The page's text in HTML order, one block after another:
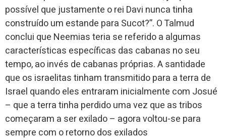
possível que justamente o rei Davi nunca tinha
construído um estande para Sucot?”. O Talmud
conclui que Neemias teria se referido a algumas
características específicas das cabanas no seu
tempo, ao invés de cabanas próprias. A santidade
que os israelitas tinham transmitido para a terra de
Israel quando eles entraram inicialmente com Josué
– que a terra tinha perdido uma vez que as tribos
começaram a ser exilado – agora voltou-se para
sempre com o retorno dos exilados